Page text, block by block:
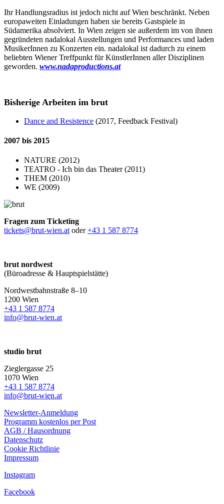
Ihr Handlungsradius ist jedoch nicht auf Wien beschränkt. Neben
europaweiten Einladungen haben sie bereits Gastspiele in
Südamerika absolviert. In Wien zeigen sie außerdem im von ihnen
gegründeten nadalokal Ausstellungen und Performances und laden
MusikerInnen zu Konzerten ein. nadalokal ist dadurch zu einem
beliebten Wiener Treffpunkt für KünstlerInnen aller Disziplinen
geworden. www.nadaproductions.at
Bisherige Arbeiten im brut
Dance and Resistence (2017, Feedback Festival)
2007 bis 2015
NATURE (2012)
TEATRO - Ich bin das Theater (2011)
THEM (2010)
WE (2009)
Fragen zum Ticketing
tickets@brut-wien.atoder+43 1 587 8774
brut nordwest
(Büroadresse & Hauptspielstätte)
Nordwestbahnstraße 8–10
1200 Wien
+43 1 587 8774
info@brut-wien.at
studio brut
Zieglergasse 25
1070 Wien
+43 1 587 8774
info@brut-wien.at
Newsletter-Anmeldung
Programm kostenlos per Post
AGB / Hausordnung
Datenschutz
Cookie Richtlinie
Impressum
Instagram
Facebook